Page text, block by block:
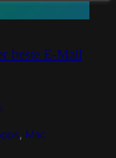
beste E-Mail
, Mac